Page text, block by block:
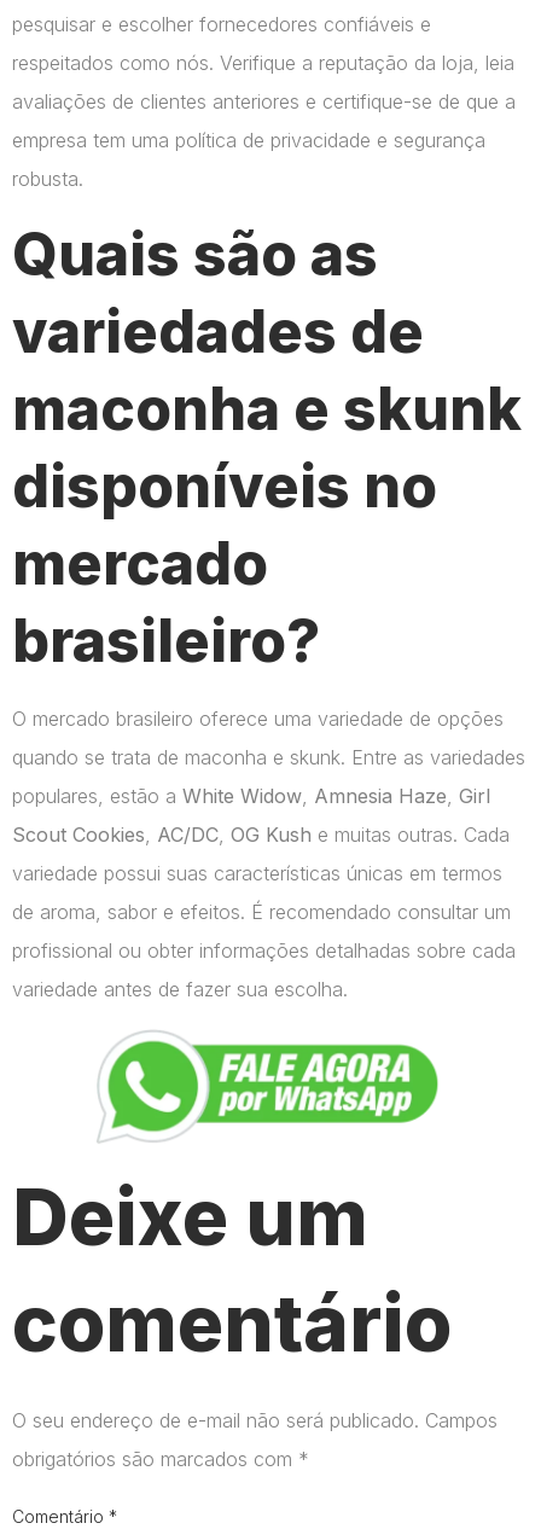
pesquisar e escolher fornecedores confiáveis e
respeitados como nós. Verifique a reputação da loja, leia
avaliações de clientes anteriores e certifique-se de que a
empresa tem uma política de privacidade e segurança
robusta.
Quais são as
variedades de
maconha e skunk
disponíveis no
mercado
brasileiro?
O mercado brasileiro oferece uma variedade de opções
quando se trata de maconha e skunk. Entre as variedades
populares, estão a White Widow Amnesia Haze Girl
Scout Cookies AC/DC OG Kush e muitas outras. Cada
variedade possui suas características únicas em termos
de aroma, sabor e efeitos. É recomendado consultar um
profissional ou obter informações detalhadas sobre cada
variedade antes de fazer sua escolha.
Deixe um
comentário
O seu endereço de e-mail não será publicado. Campos
obrigatórios são marcados com *
Comentário *